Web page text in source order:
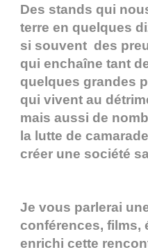
Des stands qui
terre en quelques
si souvent des
qui enchaîne tant
quelques grandes
qui vivent au
mais aussi de
la lutte de
créer une société
Je vous parlerai
conférences, films,
enrichi cette